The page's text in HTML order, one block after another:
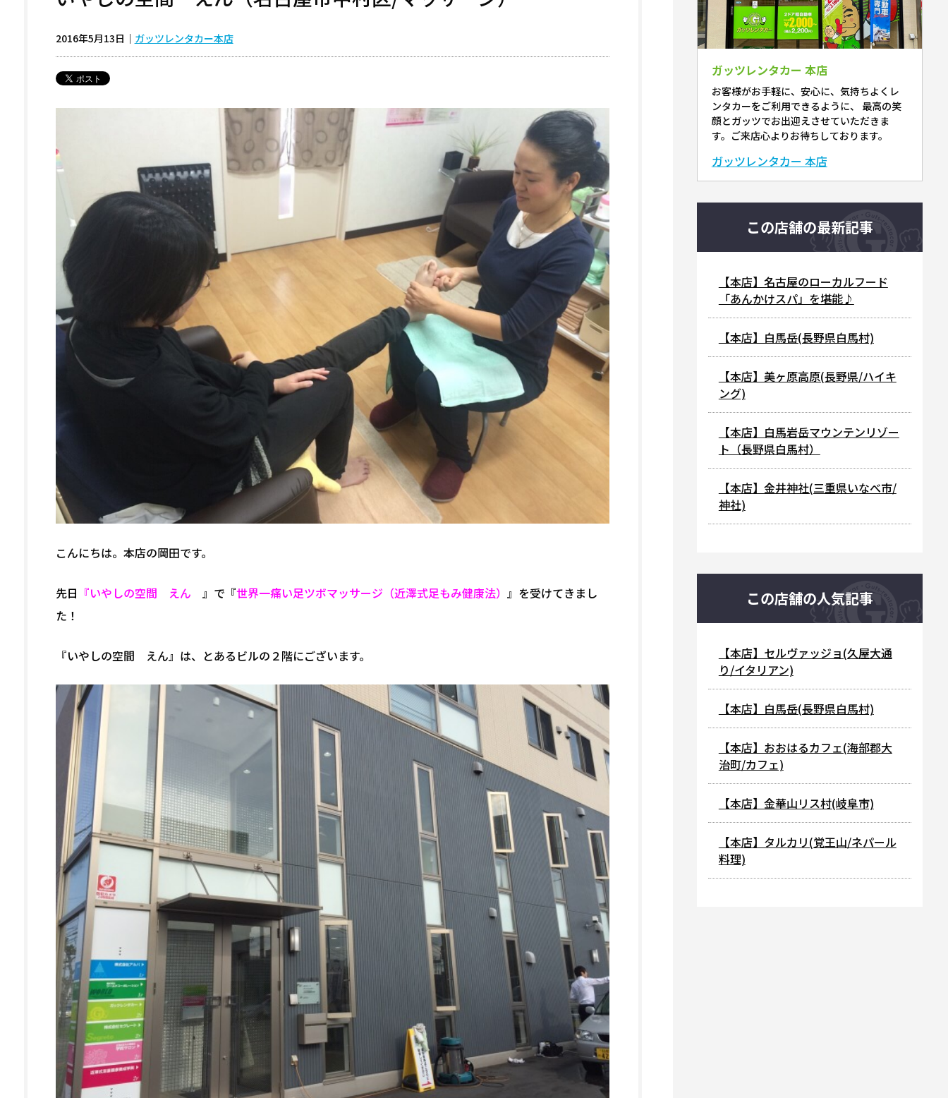
2016年5月13日 ｜ ガッツレンタカー本店
こんにちは。本店の岡田です。
先日 『いやしの空間 えん 』で『世界一痛い足ツボマッサージ（近澤式足もみ健康法） 』を受けてきまし
た！
『いやしの空間 えん』は、とあるビルの２階にございます。
ガッツレンタカー 本店
お客様がお手軽に、安心に、気持ちよくレ
ンタカーをご利用できるように、 最高の笑
顔とガッツでお出迎えさせていただきま
す。ご来店心よりお待ちしております。
ガッツレンタカー 本店
この店舗の最新記事
【本店】名古屋のローカルフード
「あんかけスパ」を堪能♪
【本店】白馬岳(長野県白馬村)
【本店】美ヶ原高原(長野県/ハイキ
ング)
【本店】白馬岩岳マウンテンリゾー
ト（長野県白馬村）
【本店】金井神社(三重県いなべ市/
神社)
この店舗の人気記事
【本店】セルヴァッジョ(久屋大通
り/イタリアン)
【本店】白馬岳(長野県白馬村)
【本店】おおはるカフェ(海部郡大
治町/カフェ)
【本店】金華山リス村(岐阜市)
【本店】タルカリ(覚王山/ネパール
料理)